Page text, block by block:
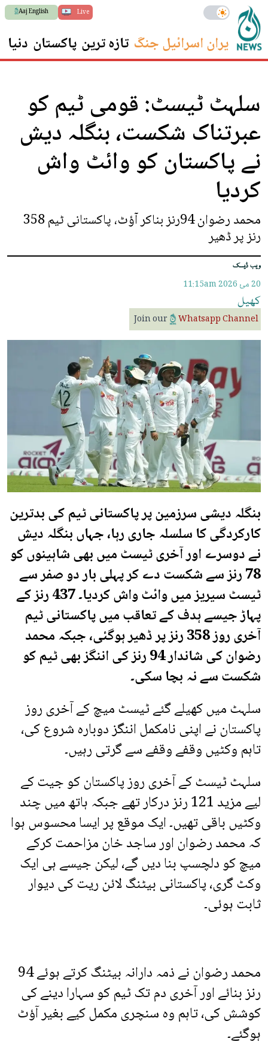
Live
Aaj English
ایران اسرائیل جنگ تازہ ترین پاکستان دنیا
سلہٹ ٹیسٹ: قومی ٹیم کو
عبرتناک شکست، بنگلہ دیش
نے پاکستان کو وائٹ واش
کردیا
محمد رضوان 94رنز بناکر آؤٹ، پاکستانی ٹیم 358
رنز پر ڈھیر
ویب ڈیسک
20 مئ 2026 11:15am
کھیل
Join our Whatsapp Channel
بنگلہ دیشی سرزمین پر پاکستانی ٹیم کی بدترین
کارکردگی کا سلسلہ جاری رہا، جہاں بنگلہ دیش
نے دوسرے اور آخری ٹیسٹ میں بھی شاہینوں کو
78 رنز سے شکست دے کر پہلی بار دو صفر سے
ٹیسٹ سیریز میں وائٹ واش کردیا۔ 437 رنز کے
پہاڑ جیسے ہدف کے تعاقب میں پاکستانی ٹیم
آخری روز 358 رنز پر ڈھیر ہوگئی، جبکہ محمد
رضوان کی شاندار 94 رنز کی اننگز بھی ٹیم کو
شکست سے نہ بچا سکی۔
سلہٹ میں کھیلے گئے ٹیسٹ میچ کے آخری روز
پاکستان نے اپنی نامکمل اننگز دوبارہ شروع کی،
تاہم وکٹیں وقفے وقفے سے گرتی رہیں۔
سلہٹ ٹیسٹ کے آخری روز پاکستان کو جیت کے
لیے مزید 121 رنز درکار تھے جبکہ ہاتھ میں چند
وکٹیں باقی تھیں۔ ایک موقع پر ایسا محسوس ہوا
کہ محمد رضوان اور ساجد خان مزاحمت کرکے
میچ کو دلچسپ بنا دیں گے، لیکن جیسے ہی ایک
وکٹ گری، پاکستانی بیٹنگ لائن ریت کی دیوار
ثابت ہوئی۔
محمد رضوان نے ذمہ دارانہ بیٹنگ کرتے ہوئے 94
رنز بنائے اور آخری دم تک ٹیم کو سہارا دینے کی
کوشش کی، تاہم وہ سنچری مکمل کیے بغیر آؤٹ
ہوگئے۔